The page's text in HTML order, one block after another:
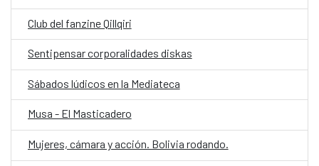
Club del fanzine Qillqiri
Sentipensar corporalidades diskas
Sábados lúdicos en la Mediateca
Musa - El Masticadero
Mujeres, cámara y acción. Bolivia rodando.